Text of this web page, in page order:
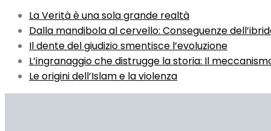
La Verità è una sola grande realtà
Dalla mandibola al cervello: Conseguenze
Il dente del giudizio smentisce l’evoluzione
L’ingranaggio che distrugge la storia: Il
Le origini dell’Islam e la violenza